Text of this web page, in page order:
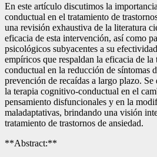
En este artículo discutimos la
conductual en el tratamiento de
una revisión exhaustiva de la literatura
eficacia de esta intervención, así como
psicológicos subyacentes a su
empíricos que respaldan la eficacia de
conductual en la reducción de síntomas
prevención de recaídas a largo plazo.
la terapia cognitivo-conductual en el
pensamiento disfuncionales y en la
maladaptativas, brindando una visión
tratamiento de trastornos de ansiedad.
**Abstract:**